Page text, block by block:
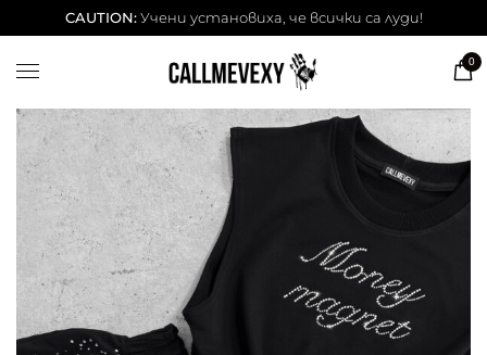
CAUTION:Учени установиха, че всички са луди!
0
ТЕНИСКИ
ЧАШИ
КЕЙСОВЕ
BESTSELLERS
ЛЕТНИ СЕТОВЕ
АКСЕСОАРИ
Our Cool Kids ✨